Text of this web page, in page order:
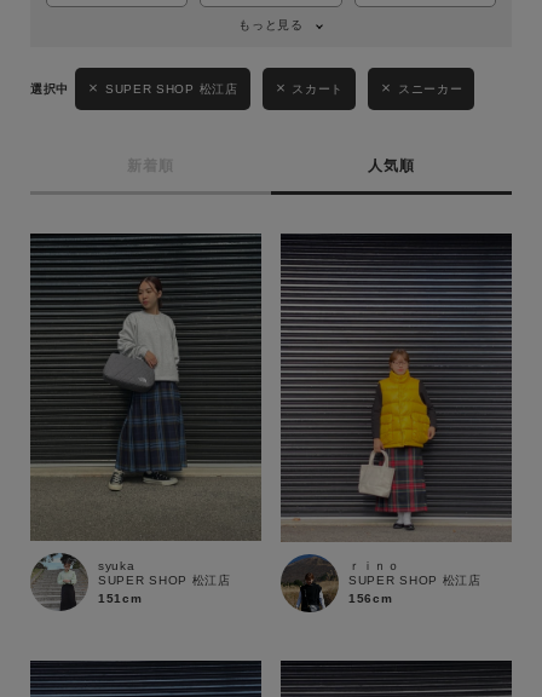
キーワード
もっと見る
SUPER SHOP 松江店 スカート スニーカー
新着順 人気順
syuka
SUPER SHOP 松江店
151cm
ｒｉｎｏ
SUPER SHOP 松江店
156cm